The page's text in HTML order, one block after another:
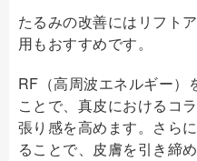
たるみの改善にはリフト
用もおすすめです。
RF（高周波エネルギー）
ことで、真皮におけるコ
張り感を高めます。さら
ることで、皮膚を引き締